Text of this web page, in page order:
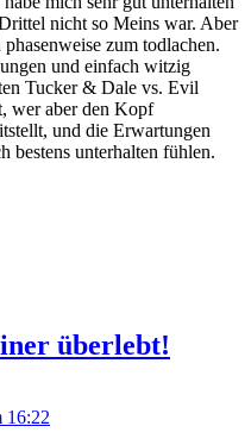
nicht so Meins war. Aber
zum todlachen.
und einfach witzig
Tucker & Dale vs. Evil
wer aber den Kopf
und die Erwartungen
bestens unterhalten fühlen.
überlebt!
16:22